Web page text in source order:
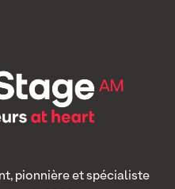
pionnière et spécialiste